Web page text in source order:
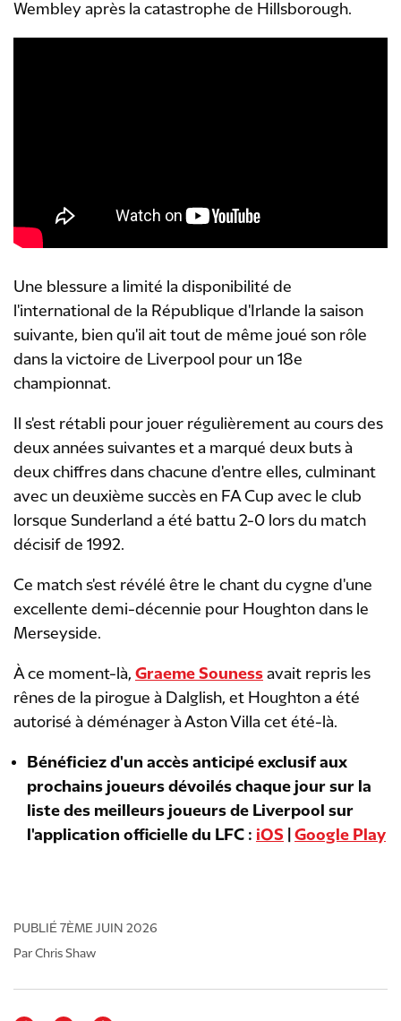
Wembley après la catastrophe de Hillsborough.
Une blessure a limité la disponibilité de
l'international de la République d'Irlande la saison
suivante, bien qu'il ait tout de même joué son rôle
dans la victoire de Liverpool pour un 18e
championnat.
Il s'est rétabli pour jouer régulièrement au cours des
deux années suivantes et a marqué deux buts à
deux chiffres dans chacune d'entre elles, culminant
avec un deuxième succès en FA Cup avec le club
lorsque Sunderland a été battu 2-0 lors du match
décisif de 1992.
Ce match s'est révélé être le chant du cygne d'une
excellente demi-décennie pour Houghton dans le
Merseyside.
À ce moment-là, Graeme Souness avait repris les
rênes de la pirogue à Dalglish, et Houghton a été
autorisé à déménager à Aston Villa cet été-là.
Bénéficiez d'un accès anticipé exclusif aux
prochains joueurs dévoilés chaque jour sur la
liste des meilleurs joueurs de Liverpool sur
l'application officielle du LFC : iOS Google Play
PUBLIÉ 7ÈME JUIN 2026
Par Chris Shaw